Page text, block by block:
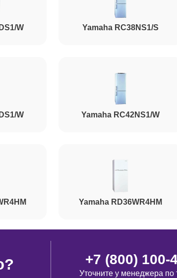
W Yamaha RC38NS1/S
W Yamaha RC42NS1/W
Yamaha RD36WR4HM
+7 (800) 100-
Уточните у менеджера по